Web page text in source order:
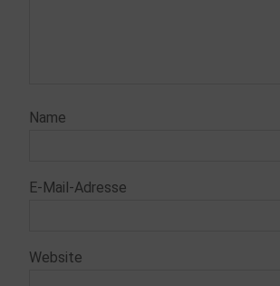
Name
E-Mail-Adresse
Website